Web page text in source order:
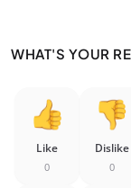
WHAT'S YOUR
Like
0
Dislike
0